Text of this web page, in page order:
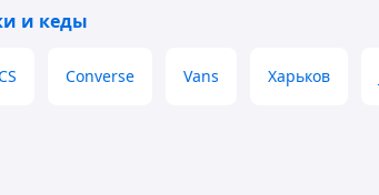
и кеды
Converse Vans Харьков